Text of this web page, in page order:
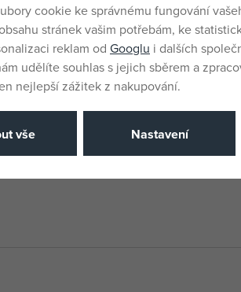
cookie ke správnému fungování
stránek vašim potřebám, ke
reklam od Googlu i dalších
udělíte souhlas s jejich sběrem a
nejlepší zážitek z nakupování.
vše Nastavení